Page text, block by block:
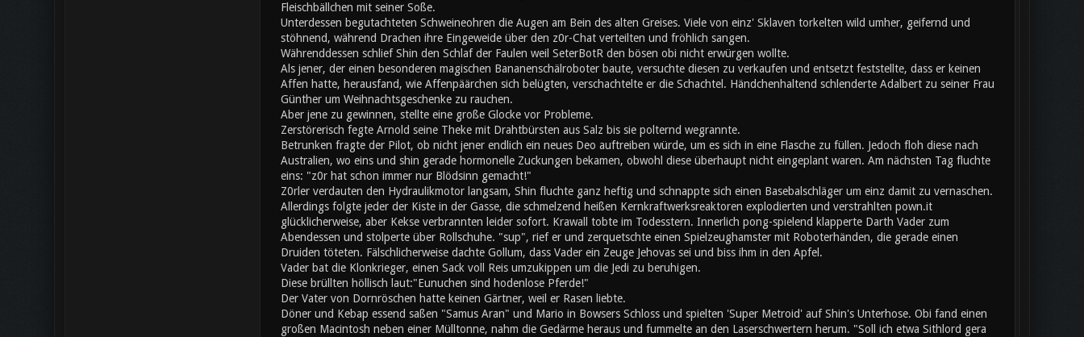
Fleischbällchen mit seiner Soße.
Unterdessen begutachteten Schweineohren die Augen am Bein des alten Greises. Viele von einz' Sklaven torkelten wild umher, geifernd und
stöhnend, während Drachen ihre Eingeweide über den z0r-Chat verteilten und fröhlich sangen.
Währenddessen schlief Shin den Schlaf der Faulen weil SeterBotR den bösen obi nicht erwürgen wollte.
Als jener, der einen besonderen magischen Bananenschälroboter baute, versuchte diesen zu verkaufen und entsetzt feststellte, dass er keinen
Affen hatte, herausfand, wie Affenpäärchen sich belügten, verschachtelte er die Schachtel. Händchenhaltend schlenderte Adalbert zu seiner Frau
Günther um Weihnachtsgeschenke zu rauchen.
Aber jene zu gewinnen, stellte eine große Glocke vor Probleme.
Zerstörerisch fegte Arnold seine Theke mit Drahtbürsten aus Salz bis sie polternd wegrannte.
Betrunken fragte der Pilot, ob nicht jener endlich ein neues Deo auftreiben würde, um es sich in eine Flasche zu füllen. Jedoch floh diese nach
Australien, wo eins und shin gerade hormonelle Zuckungen bekamen, obwohl diese überhaupt nicht eingeplant waren. Am nächsten Tag fluchte
eins: "z0r hat schon immer nur Blödsinn gemacht!"
Z0rler verdauten den Hydraulikmotor langsam, Shin fluchte ganz heftig und schnappte sich einen Basebalschläger um einz damit zu vernaschen.
Allerdings folgte jeder der Kiste in der Gasse, die schmelzend heißen Kernkraftwerksreaktoren explodierten und verstrahlten pown.it
glücklicherweise, aber Kekse verbrannten leider sofort. Krawall tobte im Todesstern. Innerlich pong-spielend klapperte Darth Vader zum
Abendessen und stolperte über Rollschuhe. "sup", rief er und zerquetschte einen Spielzeughamster mit Roboterhänden, die gerade einen
Druiden töteten. Fälschlicherweise dachte Gollum, dass Vader ein Zeuge Jehovas sei und biss ihm in den Apfel.
Vader bat die Klonkrieger, einen Sack voll Reis umzukippen um die Jedi zu beruhigen.
Diese brüllten höllisch laut:"Eunuchen sind hodenlose Pferde!"
Der Vater von Dornröschen hatte keinen Gärtner, weil er Rasen liebte.
Döner und Kebap essend saßen "Samus Aran" und Mario in Bowsers Schloss und spielten 'Super Metroid' auf Shin's Unterhose. Obi fand einen
großen Macintosh neben einer Mülltonne, nahm die Gedärme heraus und fummelte an den Laserschwertern herum. "Soll ich etwa Sithlord gera